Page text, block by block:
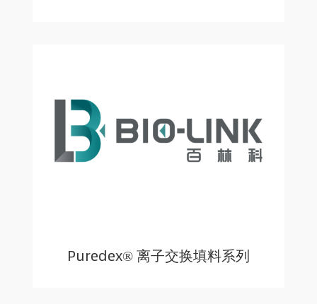
Puredex® 离子交换填料系列